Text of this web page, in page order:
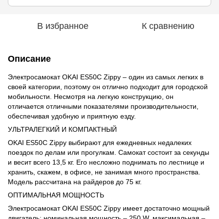
В избранное К сравнению
Описание
Электросамокат OKAI ES50C Zippy – один из самых легких в
своей категории, поэтому он отлично подходит для городской
мобильности. Несмотря на легкую конструкцию, он
отличается отличными показателями производительности,
обеспечивая удобную и приятную езду.
УЛЬТРАЛЕГКИЙ И КОМПАКТНЫЙ
OKAI ES50C Zippy выбирают для ежедневных недалеких
поездок по делам или прогулкам. Самокат состоит за секунды
и весит всего 13,5 кг. Его несложно поднимать по лестнице и
хранить, скажем, в офисе, не занимая много пространства.
Модель рассчитана на райдеров до 75 кг.
ОПТИМАЛЬНАЯ МОЩНОСТЬ
Электросамокат OKAI ES50C Zippy имеет достаточно мощный